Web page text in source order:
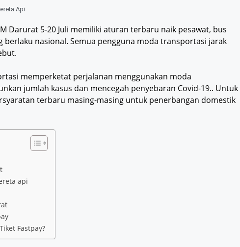
Api
Darurat 5-20 Juli memiliki aturan terbaru naik pesawat, bus
berlaku nasional. Semua pengguna moda transportasi jarak
memperketat perjalanan menggunakan moda
jumlah kasus dan mencegah penyebaran Covid-19.. Untuk
terbaru masing-masing untuk penerbangan domestik
api
Fastpay?